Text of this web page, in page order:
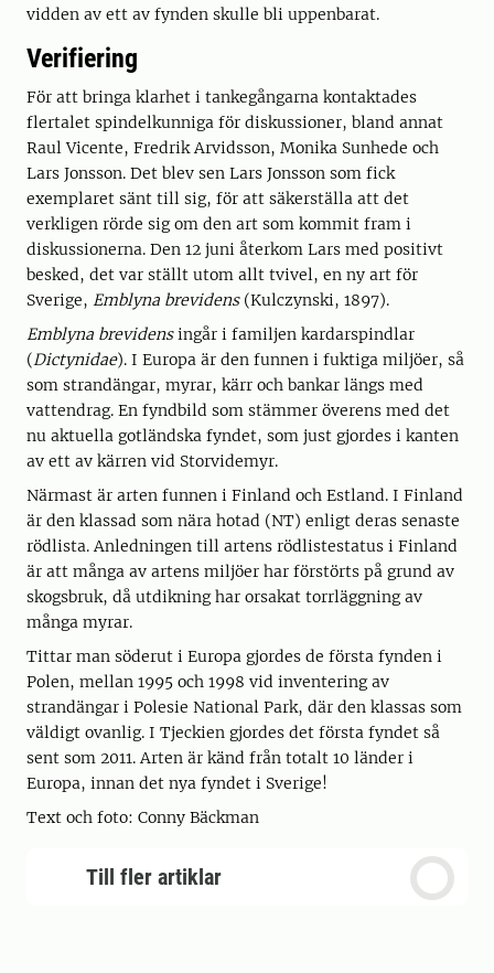
vidden av ett av fynden skulle bli uppenbarat.
Verifiering
För att bringa klarhet i tankegångarna kontaktades
flertalet spindelkunniga för diskussioner, bland annat
Raul Vicente, Fredrik Arvidsson, Monika Sunhede och
Lars Jonsson. Det blev sen Lars Jonsson som fick
exemplaret sänt till sig, för att säkerställa att det
verkligen rörde sig om den art som kommit fram i
diskussionerna. Den 12 juni återkom Lars med positivt
besked, det var ställt utom allt tvivel, en ny art för
Sverige, Emblyna brevidens (Kulczynski, 1897).
Emblyna brevidensingår i familjen kardarspindlar
(Dictynidae). I Europa är den funnen i fuktiga miljöer, så
som strandängar, myrar, kärr och bankar längs med
vattendrag. En fyndbild som stämmer överens med det
nu aktuella gotländska fyndet, som just gjordes i kanten
av ett av kärren vid Storvidemyr.
Närmast är arten funnen i Finland och Estland. I Finland
är den klassad som nära hotad (NT) enligt deras senaste
rödlista. Anledningen till artens rödlistestatus i Finland
är att många av artens miljöer har förstörts på grund av
skogsbruk, då utdikning har orsakat torrläggning av
många myrar.
Tittar man söderut i Europa gjordes de första fynden i
Polen, mellan 1995 och 1998 vid inventering av
strandängar i Polesie National Park, där den klassas som
väldigt ovanlig. I Tjeckien gjordes det första fyndet så
sent som 2011. Arten är känd från totalt 10 länder i
Europa, innan det nya fyndet i Sverige!
Text och foto: Conny Bäckman
Till fler artiklar